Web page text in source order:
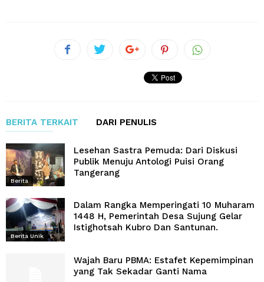
BERITA TERKAIT DARI PENULIS
Berita
Lesehan Sastra Pemuda: Dari Diskusi
Publik Menuju Antologi Puisi Orang
Tangerang
Berita Unik
Dalam Rangka Memperingati 10 Muharam
1448 H, Pemerintah Desa Sujung Gelar
Istighotsah Kubro Dan Santunan.
Wajah Baru PBMA: Estafet Kepemimpinan
yang Tak Sekadar Ganti Nama